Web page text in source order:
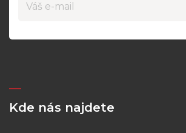
Kde nás najdete